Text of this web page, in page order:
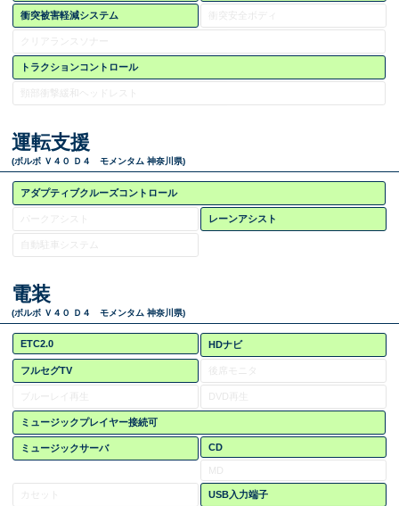
衝突被害軽減システム 衝突安全ボディ
クリアランスソナー
トラクションコントロール
頸部衝撃緩和ヘッドレスト
運転支援
(ボルボ Ｖ４０ Ｄ４ モメンタム 神奈川県)
アダプティブクルーズコントロール
レーンアシスト
電装
(ボルボ Ｖ４０ Ｄ４ モメンタム 神奈川県)
ETC2.0 HDナビ
フルセグTV 後席モニタ
DVD再生
ミュージックプレイヤー接続可
ミュージックサーバ CD
MD
USB入力端子